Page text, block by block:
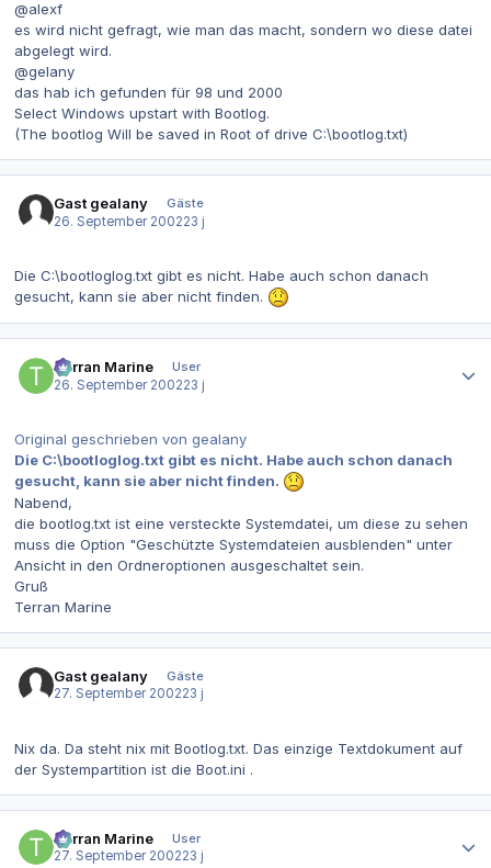
@alexf
es wird nicht gefragt, wie man das macht, sondern wo diese datei
abgelegt wird.
@gelany
das hab ich gefunden für 98 und 2000
Select Windows upstart with Bootlog.
(The bootlog Will be saved in Root of drive C:\bootlog.txt)
Gast gealany
Gäste
26. September 200223 j
Die C:\bootloglog.txt gibt es nicht. Habe auch schon danach
gesucht, kann sie aber nicht finden.
Terran Marine
User
26. September 200223 j
Original geschrieben von gealany
Die C:\bootloglog.txt gibt es nicht. Habe auch schon danach
gesucht, kann sie aber nicht finden.
Nabend,
die bootlog.txt ist eine versteckte Systemdatei, um diese zu sehen
muss die Option "Geschützte Systemdateien ausblenden" unter
Ansicht in den Ordneroptionen ausgeschaltet sein.
Gruß
Terran Marine
Gast gealany
Gäste
27. September 200223 j
Nix da. Da steht nix mit Bootlog.txt. Das einzige Textdokument auf
der Systempartition ist die Boot.ini .
Terran Marine
User
27. September 200223 j